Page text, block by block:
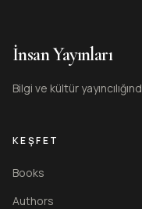
İnsan Yayınları
Bilgi ve kültür
KEŞFET
Books
Authors